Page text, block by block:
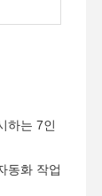
하는 7인
동화 작업